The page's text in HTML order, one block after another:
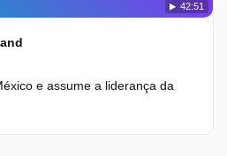
42:51
e assume a liderança da